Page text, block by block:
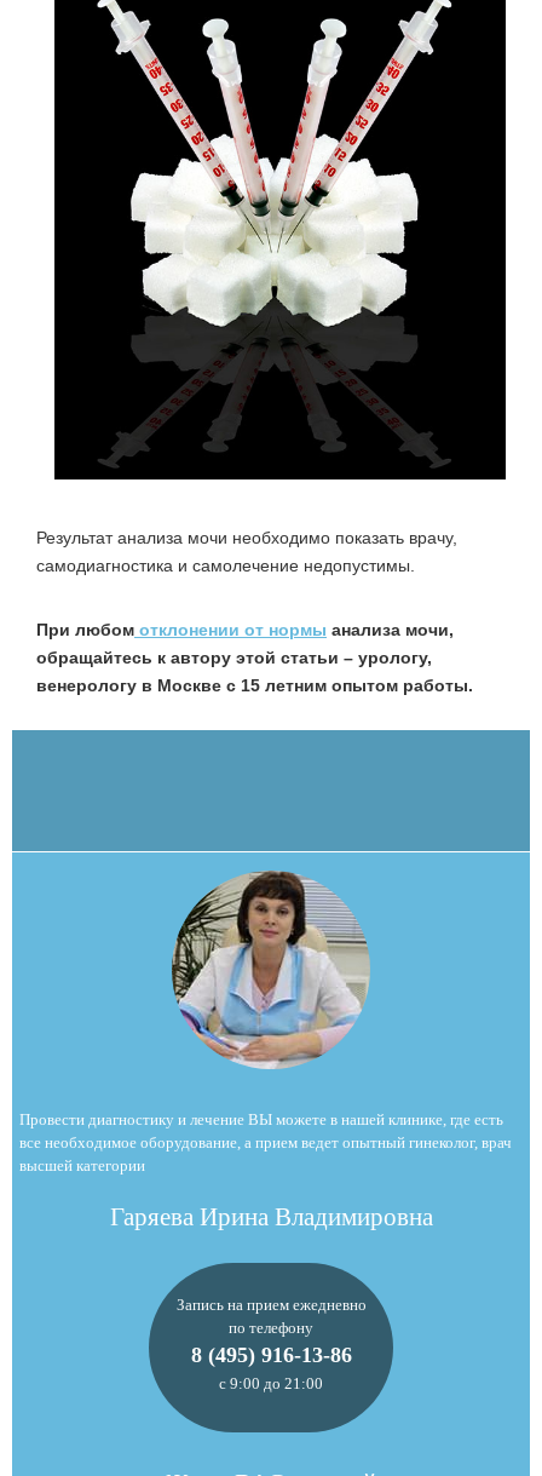
Результат анализа мочи необходимо показать врачу,
самодиагностика и самолечение недопустимы.
При любом отклонении от нормы анализа мочи,
обращайтесь к автору этой статьи – урологу,
венерологу в Москве с 15 летним опытом работы.
Провести диагностику и лечение ВЫ можете в нашей клинике, где есть
все необходимое оборудование, а прием ведет опытный гинеколог, врач
высшей категории
Гаряева Ирина Владимировна
Запись на прием ежедневно
по телефону
8 (495) 916-13-86
с 9:00 до 21:00